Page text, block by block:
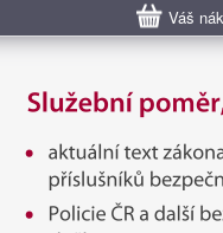
Váš
sborů, Policie ČR,
služby